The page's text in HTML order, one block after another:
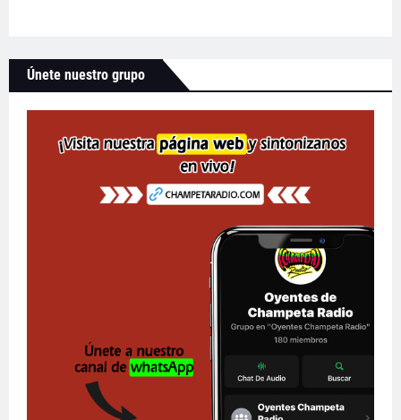
Únete nuestro grupo